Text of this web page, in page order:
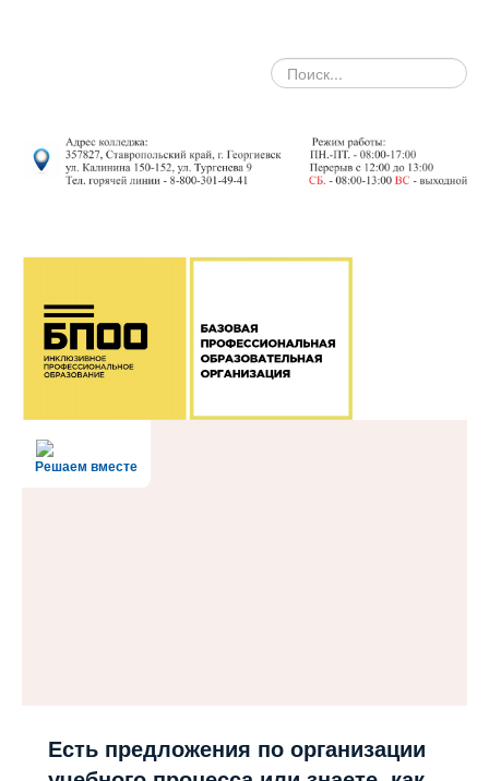
search
Решаем вместе
Есть предложения по организации